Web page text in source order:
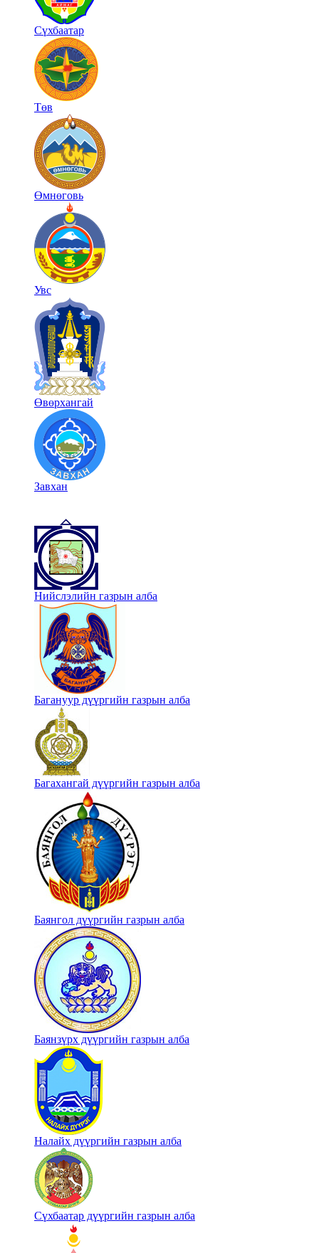
Сүхбаатар
Төв
Өмнөговь
Увс
Өвөрхангай
Завхан
Нийслэлийн газрын алба
Багануур дүүргийн газрын алба
Багахангай дүүргийн газрын алба
Баянгол дүүргийн газрын алба
Баянзүрх дүүргийн газрын алба
Налайх дүүргийн газрын алба
Сүхбаатар дүүргийн газрын алба